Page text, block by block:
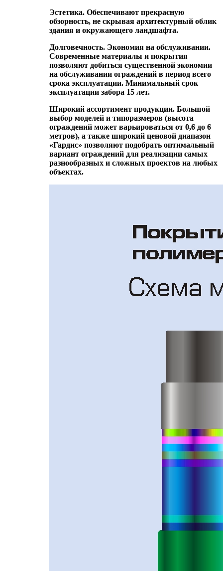
Эстетика. Обеспечивают прекрасную
обзорность, не скрывая архитектурный облик
здания и окружающего ландшафта.
Долговечность. Экономия на обслуживании.
Современные материалы и покрытия
позволяют добиться существенной экономии
на обслуживании ограждений в период всего
срока эксплуатации. Минимальный срок
эксплуатации забора 15 лет.
Широкий ассортимент продукции. Большой
выбор моделей и типоразмеров (высота
ограждений может варьироваться от 0,6 до 6
метров), а также широкий ценовой диапазон
«Гардис» позволяют подобрать оптимальный
вариант ограждений для реализации самых
разнообразных и сложных проектов на любых
объектах.